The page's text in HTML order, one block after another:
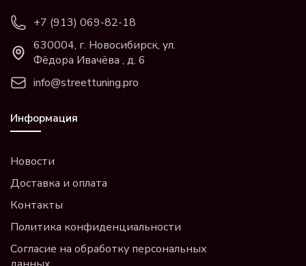
+7 (913) 069-82-18
630004, г. Новосибирск, ул.
Фёдора Ивачёва , д. 6
info@streettuning.pro
Информация
Новости
Доставка и оплата
Контакты
Политика конфиденциальности
Согласие на обработку персональных